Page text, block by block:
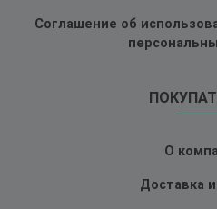
Соглашение об
О
Доставка